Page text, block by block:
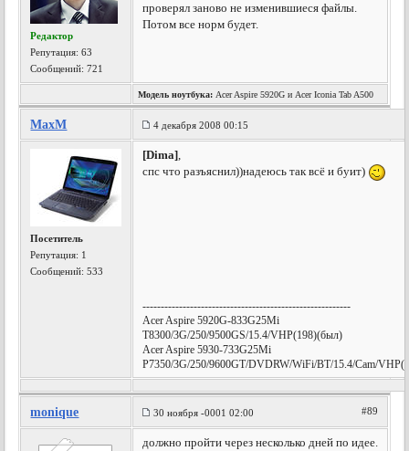
Редактор
Репутация:63
Сообщений: 721
проверял заново не изменившиеся файлы.
Потом все норм будет.
Модель ноутбука: Acer Aspire 5920G и Acer Iconia Tab A500
MaxM 4 декабря 2008 00:15
Посетитель
Репутация: 1
Сообщений: 533
[Dima],
спс что разъяснил))надеюсь так всё и буит)
---------------------------------------------------------
Acer Aspire 5920G-833G25Mi
T8300/3G/250/9500GS/15.4/VHP(198)(был)
Acer Aspire 5930-733G25Mi
P7350/3G/250/9600GT/DVDRW/WiFi/BT/15.4/Cam/
monique 30 ноября -0001 02:00 #89
должно пройти через несколько дней по идее.